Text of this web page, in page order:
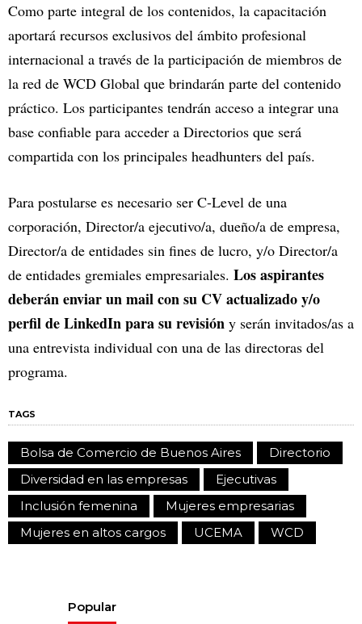
Como parte integral de los contenidos, la capacitación
aportará recursos exclusivos del ámbito profesional
internacional a través de la participación de miembros de
la red de WCD Global que brindarán parte del contenido
práctico. Los participantes tendrán acceso a integrar una
base confiable para acceder a Directorios que será
compartida con los principales headhunters del país.
Para postularse es necesario ser C-Level de una
corporación, Director/a ejecutivo/a, dueño/a de empresa,
Director/a de entidades sin fines de lucro, y/o Director/a
de entidades gremiales empresariales. Los aspirantes
deberán enviar un mail con su CV actualizado y/o
perfil de LinkedIn para su revisión y serán invitados/as a
una entrevista individual con una de las directoras del
programa.
TAGS
Bolsa de Comercio de Buenos Aires
Directorio
Diversidad en las empresas
Ejecutivas
Inclusión femenina
Mujeres empresarias
Mujeres en altos cargos
UCEMA WCD
Popular